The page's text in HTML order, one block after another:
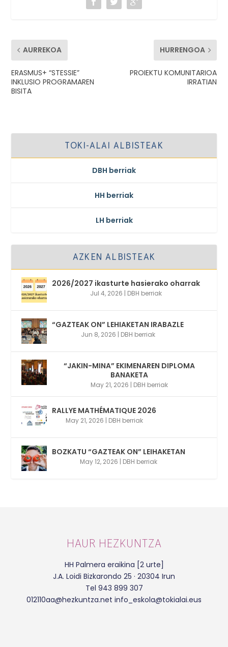
AURREKOA
ERASMUS+ “STESSIE”
INKLUSIO PROGRAMAREN
BISITA
HURRENGOA
PROIEKTU KOMUNITARIOA
IRRATIAN
TOKI-ALAI ALBISTEAK
DBH berriak
HH berriak
LH berriak
AZKEN ALBISTEAK
2026/2027 ikasturte hasierako oharrak
Jul 4, 2026 | DBH berriak
“GAZTEAK ON” LEHIAKETAN IRABAZLE
Jun 8, 2026 | DBH berriak
“JAKIN-MINA” EKIMENAREN DIPLOMA
BANAKETA
May 21, 2026 | DBH berriak
RALLYE MATHÉMATIQUE 2026
May 21, 2026 | DBH berriak
BOZKATU “GAZTEAK ON” LEIHAKETAN
May 12, 2026 | DBH berriak
HAUR HEZKUNTZA
HH Palmera eraikina [2 urte]
J.A. Loidi Bizkarondo 25 · 20304 Irun
Tel 943 899 307
012110aa@hezkuntza.net info_eskola@tokialai.eus